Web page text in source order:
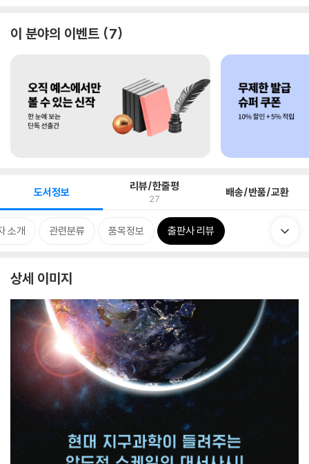
이 분야의 이벤트 7
도서정보 리뷰/한줄평
27 배송/반품/교환
소개 관련분류 품목정보 출판사 리뷰
상세 이미지